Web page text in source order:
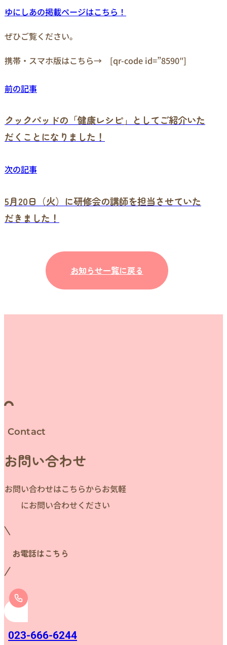
ゆにしあの掲載ページはこちら！
ぜひご覧ください。
携帯・スマホ版はこちら→ [qr-code id=”8590″]
前の記事
クックパッドの「健康レシピ」としてご紹介いた
だくことになりました！
次の記事
5月20日（火）に研修会の講師を担当させていた
だきました！
お知らせ一覧に戻る
Contact
お問い合わせ
お問い合わせはこちらからお気軽
にお問い合わせください
お電話はこちら
023-666-6244